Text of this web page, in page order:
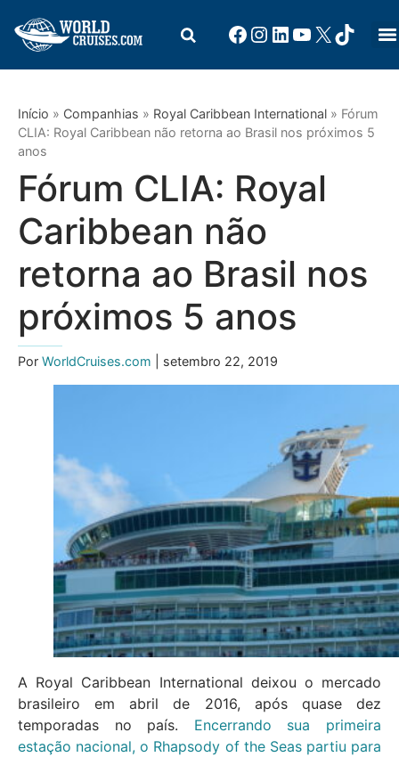
Início » Companhias » Royal Caribbean International » Fórum
CLIA: Royal Caribbean não retorna ao Brasil nos próximos 5
anos
Fórum CLIA: Royal
Caribbean não
retorna ao Brasil nos
próximos 5 anos
Por WorldCruises.com | setembro 22, 2019
A Royal Caribbean International deixou o mercado
brasileiro em abril de 2016, após quase dez
temporadas no país. Encerrando sua primeira
estação nacional, o Rhapsody of the Seas partiu para